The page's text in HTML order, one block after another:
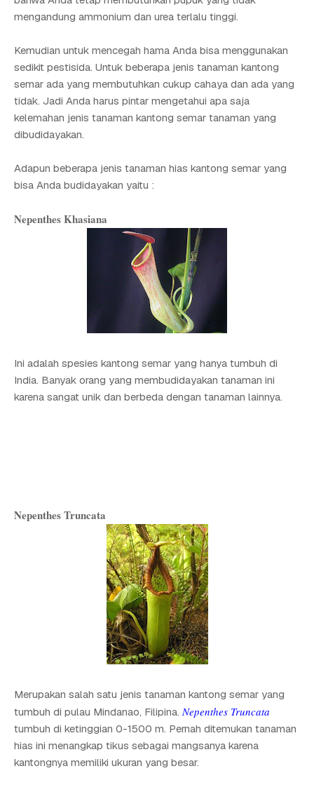
mengandung ammonium dan urea terlalu tinggi.
Kemudian untuk mencegah hama Anda bisa menggunakan
sedikit pestisida. Untuk beberapa jenis tanaman kantong
semar ada yang membutuhkan cukup cahaya dan ada yang
tidak. Jadi Anda harus pintar mengetahui apa saja
kelemahan jenis tanaman kantong semar tanaman yang
dibudidayakan.
Adapun beberapa jenis tanaman hias kantong semar yang
bisa Anda budidayakan yaitu :
Nepenthes Khasiana
Ini adalah spesies kantong semar yang hanya tumbuh di
India. Banyak orang yang membudidayakan tanaman ini
karena sangat unik dan berbeda dengan tanaman lainnya.
Nepenthes Truncata
Merupakan salah satu jenis tanaman kantong semar yang
tumbuh di pulau Mindanao, Filipina.Nepenthes Truncata
tumbuh di ketinggian 0-1500 m. Pernah ditemukan tanaman
hias ini menangkap tikus sebagai mangsanya karena
kantongnya memiliki ukuran yang besar.